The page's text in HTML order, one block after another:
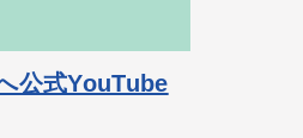
公式YouTube